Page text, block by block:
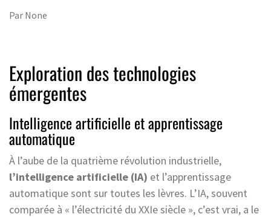
Par None
Exploration des technologies
émergentes
Intelligence artificielle et apprentissage
automatique
À l’aube de la quatrième révolution industrielle,
l’intelligence artificielle (IA) et l’apprentissage
automatique sont sur toutes les lèvres. L’IA, souvent
comparée à « l’électricité du XXIe siècle », c’est vrai, a le